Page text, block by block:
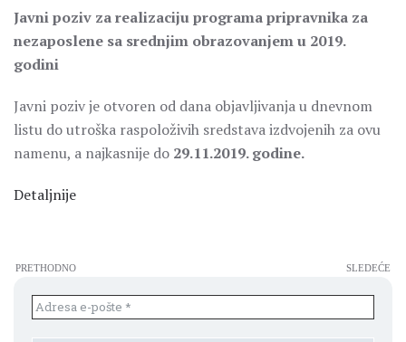
Javni poziv za realizaciju programa pripravnika za
nezaposlene sa srednjim obrazovanjem u 2019.
godini
Javni poziv je otvoren od dana objavljivanja u dnevnom
listu do utroška raspoloživih sredstava izdvojenih za ovu
namenu, a najkasnije do 29.11.2019. godine.
Detaljnije
PRETHODNO SLEDEĆE